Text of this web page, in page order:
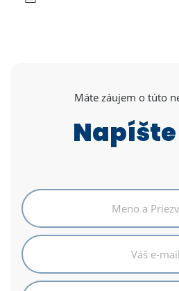
Máte záujem o túto
Napíšte